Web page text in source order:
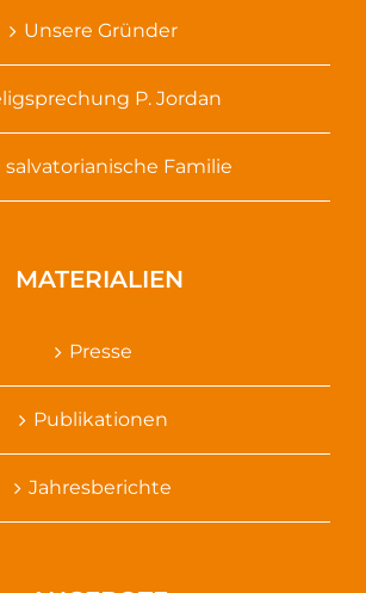
Unsere Gründer
P. Jordan
salvatorianische Familie
MATERIALIEN
Presse
Publikationen
Jahresberichte